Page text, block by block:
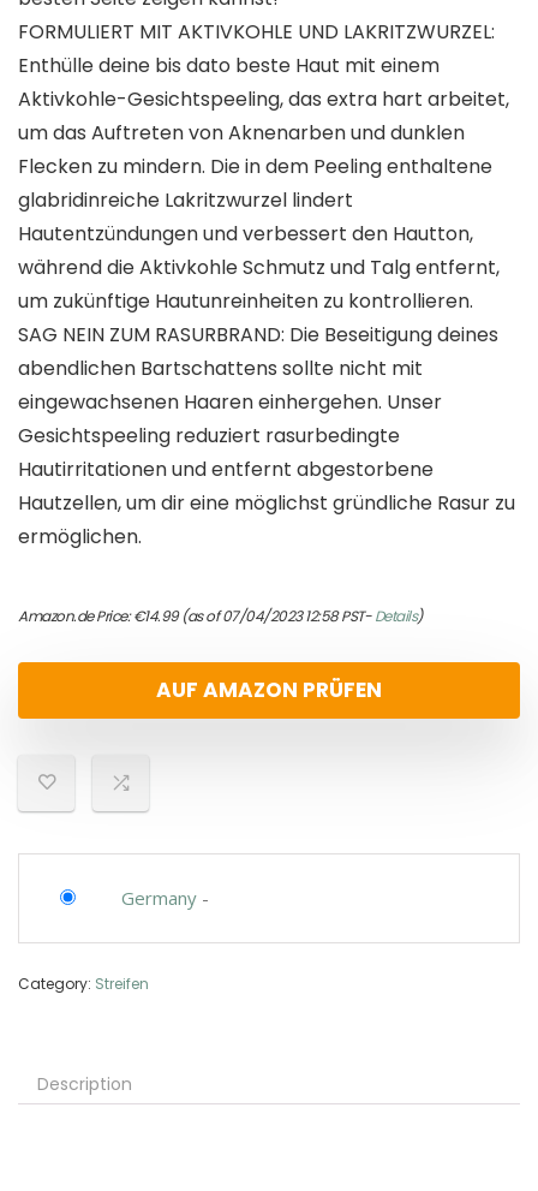
FORMULIERT MIT AKTIVKOHLE UND LAKRITZWURZEL:
Enthülle deine bis dato beste Haut mit einem
Aktivkohle-Gesichtspeeling, das extra hart arbeitet,
um das Auftreten von Aknenarben und dunklen
Flecken zu mindern. Die in dem Peeling enthaltene
glabridinreiche Lakritzwurzel lindert
Hautentzündungen und verbessert den Hautton,
während die Aktivkohle Schmutz und Talg entfernt,
um zukünftige Hautunreinheiten zu kontrollieren.
SAG NEIN ZUM RASURBRAND: Die Beseitigung deines
abendlichen Bartschattens sollte nicht mit
eingewachsenen Haaren einhergehen. Unser
Gesichtspeeling reduziert rasurbedingte
Hautirritationen und entfernt abgestorbene
Hautzellen, um dir eine möglichst gründliche Rasur zu
ermöglichen.
Amazon.de Price:€14.99(as of 07/04/2023 12:58 PST-Details)
AUF AMAZON PRÜFEN
Germany -
Category: Streifen
Description